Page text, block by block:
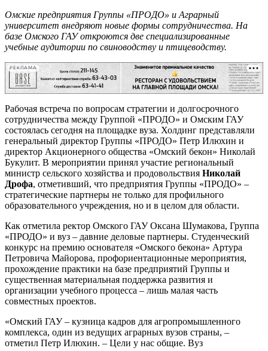
Омские предприятия Группы «ПРОДО» и Аграрный
университет внедряют новые формы сотрудничества. На
базе Омского ГАУ откроются две специализированные
учебные аудитории по свиноводству и птицеводству.
РЕКЛАМА
Рабочая встреча по вопросам стратегии и долгосрочного
сотрудничества между Группой «ПРОДО» и Омским ГАУ
состоялась сегодня на площадке вуза. Холдинг представляли
генеральный директор Группы «ПРОДО» Петр Илюхин и
директор Акционерного общества «Омский бекон» Николай
Букулит. В мероприятии принял участие региональный
министр сельского хозяйства и продовольствия Николай
Дрофа, отметивший, что предприятия Группы «ПРОДО» –
стратегические партнеры не только для профильного
образовательного учреждения, но и в целом для области.
Как отметила ректор Омского ГАУ Оксана Шумакова, Группа
«ПРОДО» и вуз – давние деловые партнеры. Студенческий
конкурс на премию основателя «Омского бекона» Артура
Петровича Майорова, профориентационные мероприятия,
прохождение практики на базе предприятий Группы и
существенная материальная поддержка развития и
организации учебного процесса – лишь малая часть
совместных проектов.
«Омский ГАУ – кузница кадров для агропромышленного
комплекса, один из ведущих аграрных вузов страны, –
отметил Петр Илюхин. – Цели у нас общие. Вуз